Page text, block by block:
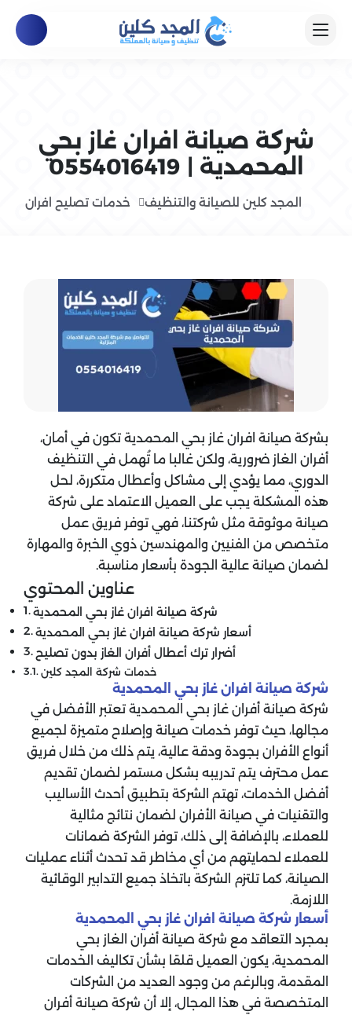
شركة صيانة افران غاز بحي
المحمدية | 0554016419
المجد كلين للصيانة والتنظيف خدمات تصليح افران
بشركة صيانة افران غاز بحي المحمدية تكون في أمان،
أفران الغاز ضرورية، ولكن غالبا ما تُهمل في التنظيف
الدوري، مما يؤدي إلى مشاكل وأعطال متكررة، لحل
هذه المشكلة يجب على العميل الاعتماد على شركة
صيانة موثوقة مثل شركتنا، فهي توفر فريق عمل
متخصص من الفنيين والمهندسين ذوي الخبرة والمهارة
لضمان صيانة عالية الجودة بأسعار مناسبة.
عناوين المحتوي
شركة صيانة افران غاز بحي المحمدية
أسعار شركة صيانة افران غاز بحي المحمدية
أضرار ترك أعطال أفران الغاز بدون تصليح
خدمات شركة المجد كلين
شركة صيانة افران غاز بحي المحمدية
شركة صيانة أفران غاز بحي المحمدية تعتبر الأفضل في
مجالها، حيث توفر خدمات صيانة وإصلاح متميزة لجميع
أنواع الأفران بجودة ودقة عالية، يتم ذلك من خلال فريق
عمل محترف يتم تدريبه بشكل مستمر لضمان تقديم
أفضل الخدمات، تهتم الشركة بتطبيق أحدث الأساليب
والتقنيات في صيانة الأفران لضمان نتائج مثالية
للعملاء، بالإضافة إلى ذلك، توفر الشركة ضمانات
للعملاء لحمايتهم من أي مخاطر قد تحدث أثناء عمليات
الصيانة، كما تلتزم الشركة باتخاذ جميع التدابير الوقائية
اللازمة.
أسعار شركة صيانة افران غاز بحي المحمدية
بمجرد التعاقد مع شركة صيانة أفران الغاز بحي
المحمدية، يكون العميل قلقا بشأن تكاليف الخدمات
المقدمة، وبالرغم من وجود العديد من الشركات
المتخصصة في هذا المجال، إلا أن شركة صيانة أفران